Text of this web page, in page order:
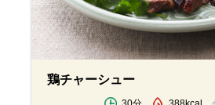
鶏チャーシュー